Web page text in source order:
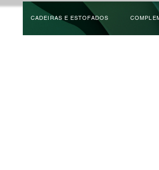
CADEIRAS E ESTOFADOS